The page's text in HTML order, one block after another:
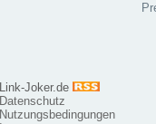
Link-Joker.de
Datenschutz
Nutzungsbedingungen